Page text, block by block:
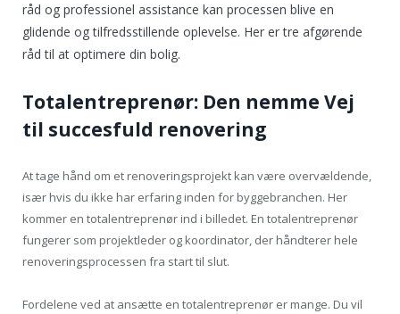
råd og professionel assistance kan processen blive en
glidende og tilfredsstillende oplevelse. Her er tre afgørende
råd til at optimere din bolig.
Totalentreprenør: Den nemme Vej
til succesfuld renovering
At tage hånd om et renoveringsprojekt kan være overvældende,
især hvis du ikke har erfaring inden for byggebranchen. Her
kommer en totalentreprenør ind i billedet. En totalentreprenør
fungerer som projektleder og koordinator, der håndterer hele
renoveringsprocessen fra start til slut.
Fordelene ved at ansætte en totalentreprenør er mange. Du vil